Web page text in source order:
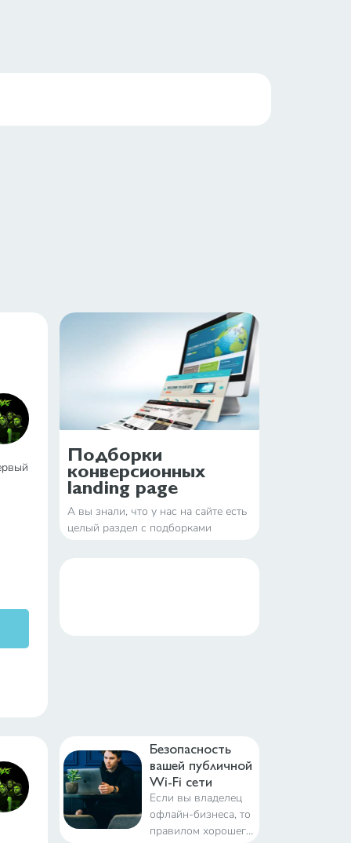
Подборки
конверсионных
landing page
А вы знали, что у нас на сайте есть
целый раздел с подборками
Безопасность
вашей публичной
Wi-Fi сети
Если вы владелец
офлайн-бизнеса, то
правилом хорошего